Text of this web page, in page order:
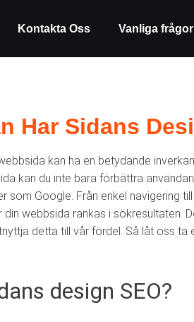
Kontakta Oss Vanliga frågor
Har Sidans
kan ha en betydande
kan du inte bara förbättra
som Google. Från enkel navigering
webbsida rankas i sökresultaten.
detta till vår fördel. Så låt oss
design SEO?